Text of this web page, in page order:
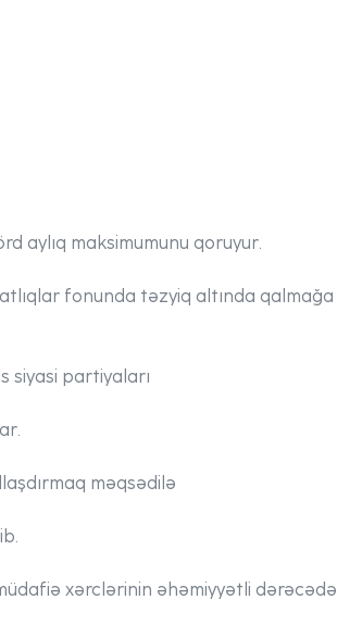
aylıq maksimumunu qoruyur.
fonunda təzyiq altında qalmağa
siyasi partiyaları
məqsədilə
xərclərinin əhəmiyyətli dərəcədə